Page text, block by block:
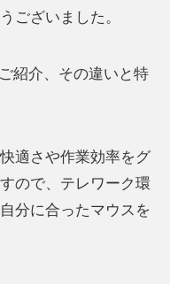
ございました。
紹介、その違いと特
適さや作業効率をグ
ので、テレワーク環
分に合ったマウスを